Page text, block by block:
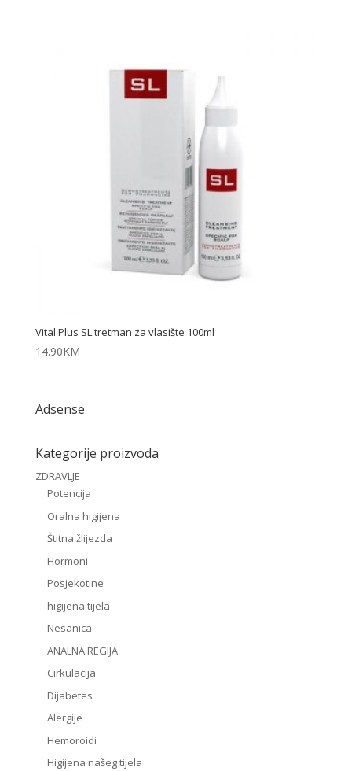
Vital Plus SL tretman za vlasište 100ml
14.90KM
Adsense
Kategorije proizvoda
ZDRAVLJE
Potencija
Oralna higijena
Štitna žlijezda
Hormoni
Posjekotine
higijena tijela
Nesanica
ANALNA REGIJA
Cirkulacija
Dijabetes
Alergije
Hemoroidi
Higijena našeg tijela